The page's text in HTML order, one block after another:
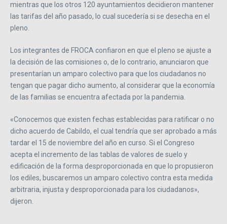
mientras que los otros 120 ayuntamientos decidieron mantener
las tarifas del año pasado, lo cual sucedería si se desecha en el
pleno.
Los integrantes de FROCA confiaron en que el pleno se ajuste a
la decisión de las comisiones o, de lo contrario, anunciaron que
presentarían un amparo colectivo para que los ciudadanos no
tengan que pagar dicho aumento, al considerar que la economía
de las familias se encuentra afectada por la pandemia.
«Conocemos que existen fechas establecidas para ratificar o no
dicho acuerdo de Cabildo, el cual tendría que ser aprobado a más
tardar el 15 de noviembre del año en curso. Si el Congreso
acepta el incremento de las tablas de valores de suelo y
edificación de la forma desproporcionada en que lo propusieron
los ediles, buscaremos un amparo colectivo contra esta medida
arbitraria, injusta y desproporcionada para los ciudadanos»,
dijeron.